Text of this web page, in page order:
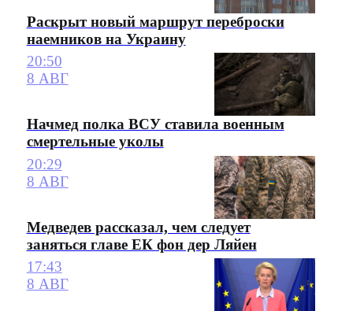
Раскрыт новый маршрут переброски
наемников на Украину
20:50
8 АВГ
Начмед полка ВСУ ставила военным
смертельные уколы
20:29
8 АВГ
Медведев рассказал, чем следует
заняться главе ЕК фон дер Ляйен
17:43
8 АВГ